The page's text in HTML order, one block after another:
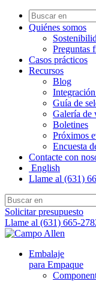
Quiénes somos
Preguntas
Casos prácticos
Recursos
Blog
Guía de
Galería de
Boletines
Próximos
Encuesta
Contacte con
English
Llame al (631)
Solicitar presupuesto
Llame al (631) 665-
Embalaje
para Empaque